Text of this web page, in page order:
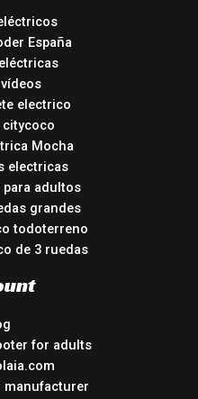
España
electrico
Mocha
electricas
adultos
grandes
todoterreno
de 3 ruedas
for adults